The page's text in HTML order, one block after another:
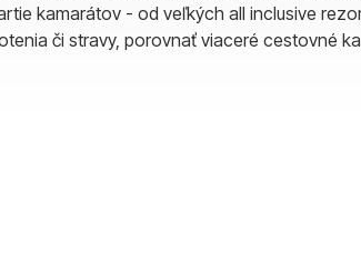
kamarátov - od veľkých all inclusive
či stravy, porovnať viaceré cestovné